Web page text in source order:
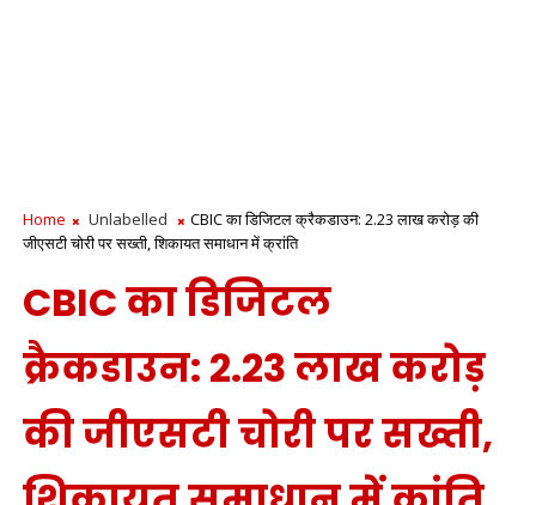
Home Unlabelled
CBIC का डिजिटल क्रैकडाउन: 2.23 लाख करोड़ की
जीएसटी चोरी पर सख्ती, शिकायत समाधान में क्रांति
CBIC का डिजिटल
क्रैकडाउन: 2.23 लाख करोड़
की जीएसटी चोरी पर सख्ती,